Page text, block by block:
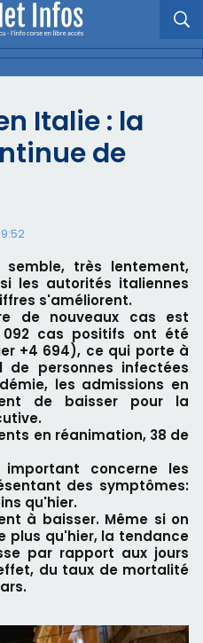
Italie : la
de
très lentement,
les autorités italiennes
s'améliorent.
de nouveaux cas est
cas positifs ont été
+4 694), ce qui porte à
de personnes infectées
les admissions en
de baisser pour la
en réanimation, 38 de
concerne les
des symptômes:
qu'hier.
à baisser. Même si on
plus qu'hier, la tendance
par rapport aux jours
du taux de mortalité